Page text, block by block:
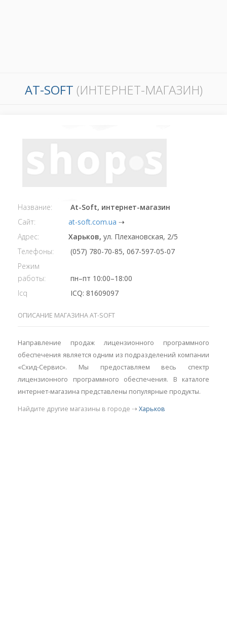
AT-SOFT (ИНТЕРНЕТ-МАГАЗИН)
Название:
At-Soft, интернет-магазин
Сайт:
at-soft.com.ua ⇢
Адрес:
Харьков, ул. Плехановская, 2/5
Телефоны:
(057) 780-70-85, 067-597-05-07
Режим
работы:
пн–пт 10:00–18:00
Icq
ICQ: 81609097
ОПИСАНИЕ МАГАЗИНА AT-SOFT
Направление продаж лицензионного программного
обеспечения является одним из подразделений компании
«Схид-Сервис». Мы предоставляем весь спектр
лицензионного программного обеспечения. В каталоге
интернет-магазина представлены популярные продукты.
Найдите другие магазины в городе ⇢ Харьков